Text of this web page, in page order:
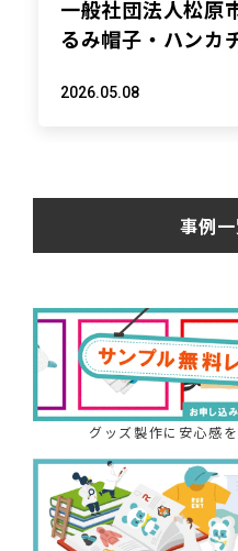
株式会社あおぞら
ャーム製作
2026.05.12
事例
グッズ製作に安心感